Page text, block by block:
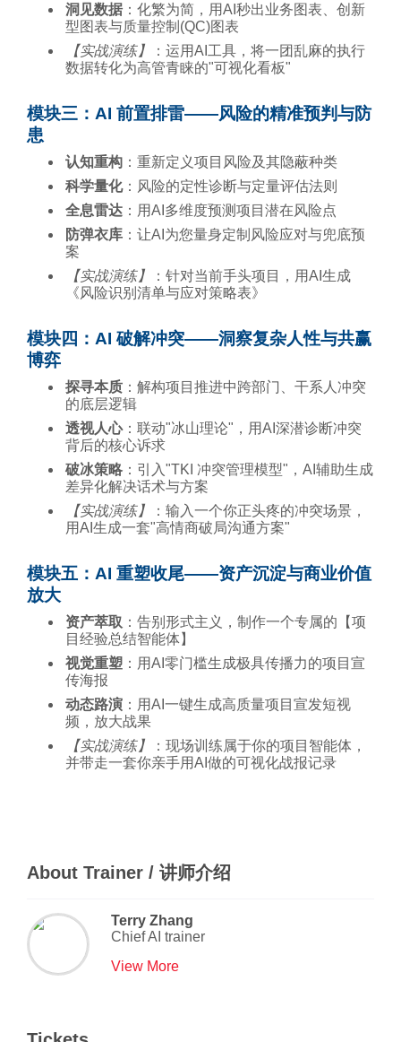
洞见数据 ：化繁为简，用AI秒出业务图表、创新
型图表与质量控制(QC)图表
【实战演练】
：运用AI工具，将一团乱麻的执行
数据转化为高管青睐的"可视化看板"
模块三：AI 前置排雷——风险的精准预判与防
患
认知重构 ：重新定义项目风险及其隐蔽种类
科学量化：风险的定性诊断与定量评估法则
全息雷达 ：用AI多维度预测项目潜在风险点
防弹衣库 ：让AI为您量身定制风险应对与兜底预
案
【实战演练】
：针对当前手头项目，用AI生成
《风险识别清单与应对策略表》
模块四：AI 破解冲突——洞察复杂人性与共赢
博弈
探寻本质 ：解构项目推进中跨部门、干系人冲突
的底层逻辑
透视人心：联动"冰山理论"，用AI深潜诊断冲突
背后的核心诉求
破冰策略 ：引入"TKI 冲突管理模型"，AI辅助生成
差异化解决话术与方案
【实战演练】
：输入一个你正头疼的冲突场景，
用AI生成一套"高情商破局沟通方案"
模块五：AI 重塑收尾——资产沉淀与商业价值
放大
资产萃取 ：告别形式主义，制作一个专属的【项
目经验总结智能体】
视觉重塑 ：用AI零门槛生成极具传播力的项目宣
传海报
动态路演 ：用AI一键生成高质量项目宣发短视
频，放大战果
【实战演练】
：现场训练属于你的项目智能体，
并带走一套你亲手用AI做的可视化战报记录
About Trainer / 讲师介绍
Terry Zhang
Chief AI trainer
View More